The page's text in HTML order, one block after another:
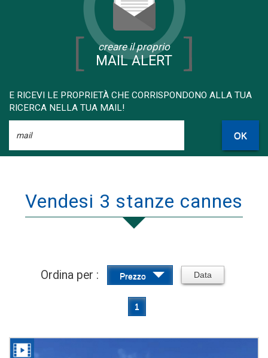
creare il proprio
MAIL ALERT
E RICEVI LE PROPRIETÀ CHE CORRISPONDONO ALLA TUA
RICERCA NELLA TUA MAIL!
OK
Vendesi 3 stanze cannes
Ordina per : Prezzo Data
1